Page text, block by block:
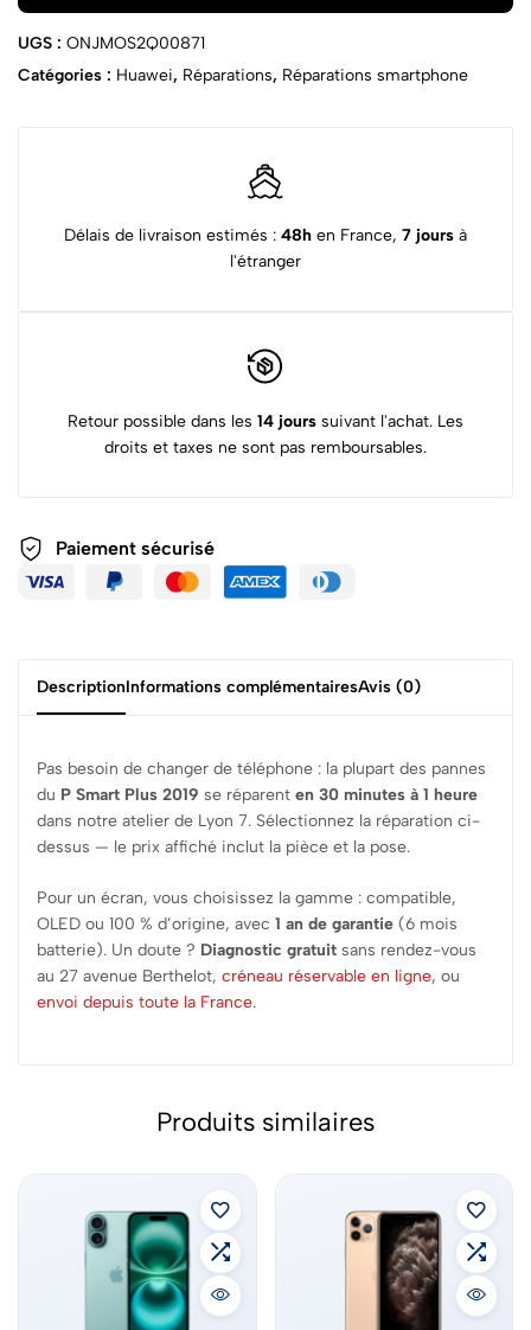
UGS : ONJMOS2Q00871
Catégories : Huawei, Réparations, Réparations smartphone
Délais de livraison estimés : 48h en France, 7 jours à
l'étranger
Retour possible dans les 14 jours suivant l'achat. Les
droits et taxes ne sont pas remboursables.
Paiement sécurisé
DescriptionInformations complémentairesAvis (0)
Pas besoin de changer de téléphone : la plupart des pannes
du P Smart Plus 2019 se réparent en 30 minutes à 1 heure
dans notre atelier de Lyon 7. Sélectionnez la réparation ci-
dessus — le prix affiché inclut la pièce et la pose.
Pour un écran, vous choisissez la gamme : compatible,
OLED ou 100 % d’origine, avec 1 an de garantie (6 mois
batterie). Un doute ? Diagnostic gratuit sans rendez-vous
au 27 avenue Berthelot, créneau réservable en ligne, ou
envoi depuis toute la France.
Produits similaires